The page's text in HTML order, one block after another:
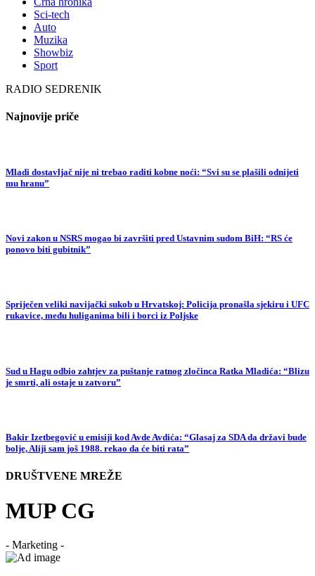
Sci-tech
Auto
Muzika
Showbiz
Sport
RADIO SEDRENIK
Najnovije priče
Mladi dostavljač nije ni trebao raditi kobne noći: “Svi su se plašili odnijeti
mu hranu”
Novi zakon u NSRS mogao bi završiti pred Ustavnim sudom BiH: “RS će
ponovo biti gubitnik”
Spriječen veliki navijački sukob u Hrvatskoj: Policija pronašla sjekiru i UFC
rukavice, među huliganima bili i borci iz Poljske
Sud u Hagu odbio zahtjev za puštanje ratnog zločinca Ratka Mladića: “Blizu
je smrti, ali ostaje u zatvoru”
Bakir Izetbegović u emisiji kod Avde Avdića: “Glasaj za SDA da državi bude
bolje, Aliji sam još 1988. rekao da će biti rata”
DRUŠTVENE MREŽE
MUP CG
- Marketing -